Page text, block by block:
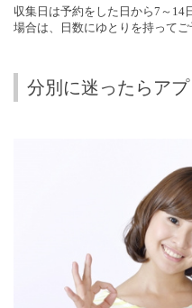
収集日は予約をした日から7 ～ 14
場合は、日数にゆとりを持って
分別に迷ったらアプ